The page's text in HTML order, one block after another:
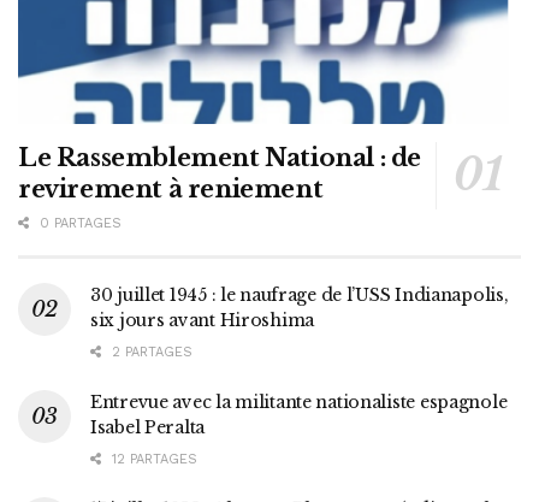
Le Rassemblement National : de
revirement à reniement
0 PARTAGES
30 juillet 1945 : le naufrage de l’USS Indianapolis,
six jours avant Hiroshima
2 PARTAGES
Entrevue avec la militante nationaliste espagnole
Isabel Peralta
12 PARTAGES